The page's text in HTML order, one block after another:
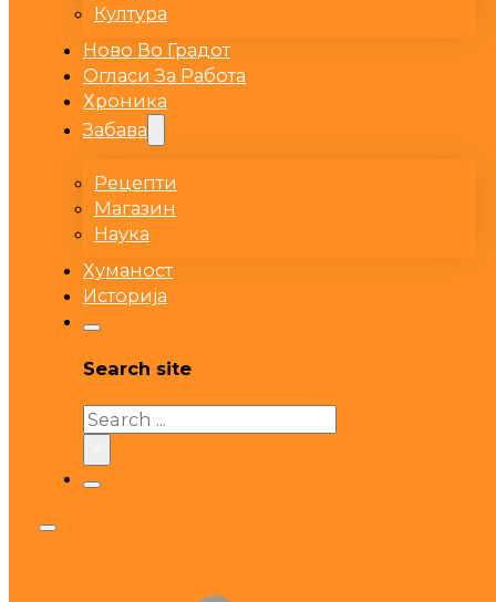
Култура
Ново Во Градот
Огласи За Работа
Хроника
Забава
Рецепти
Магазин
Наука
Хуманост
Историја
Search site
Search